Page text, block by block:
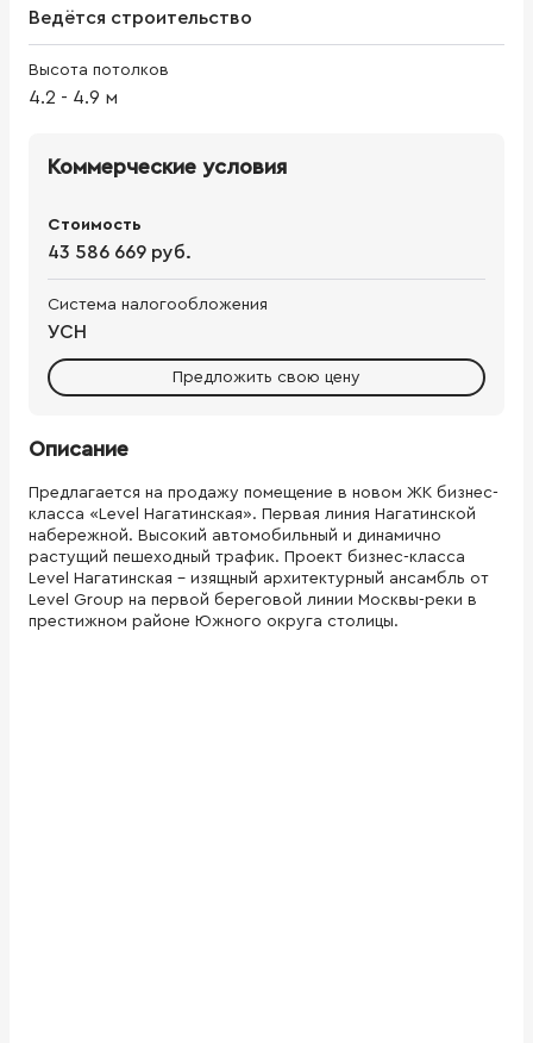
Ведётся строительство
Высота потолков
4.2 - 4.9 м
Коммерческие условия
Стоимость
43 586 669 руб.
Система налогообложения
УСН
Предложить свою цену
Описание
Предлагается на продажу помещение в новом ЖК бизнес-
класса «Level Нагатинская». Первая линия Нагатинской
набережной. Высокий автомобильный и динамично
растущий пешеходный трафик. Проект бизнес-класса
Level Нагатинская - изящный архитектурный ансамбль от
Level Group на первой береговой линии Москвы-реки в
престижном районе Южного округа столицы.